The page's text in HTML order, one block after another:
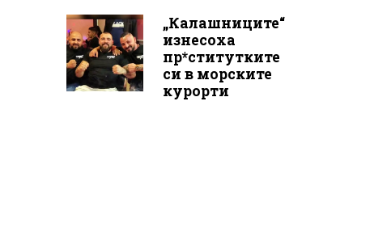
„Калашниците“
изнесоха
пр*ститутките
си в морските
курорти